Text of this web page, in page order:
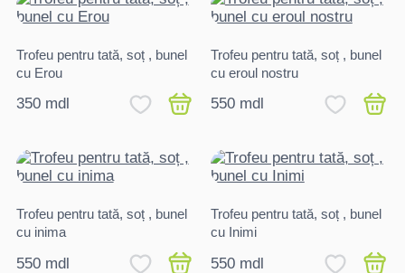
Trofeu pentru tată, soț , bunel
cu Erou
350 mdl
Trofeu pentru tată, soț , bunel
cu eroul nostru
550 mdl
Trofeu pentru tată, soț , bunel
cu inima
550 mdl
Trofeu pentru tată, soț , bunel
cu Inimi
550 mdl